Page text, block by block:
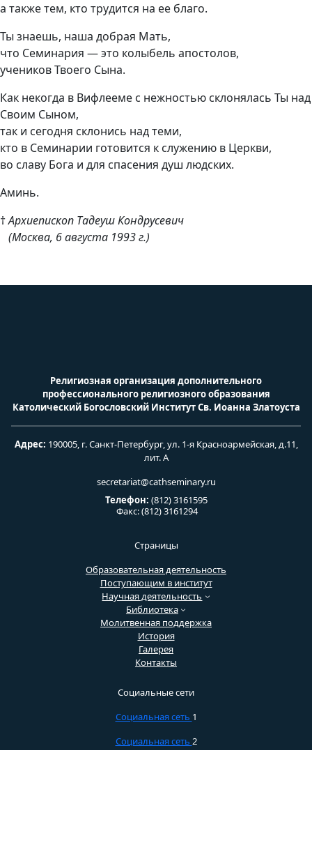
а также тем, кто трудится на ее благо.
Ты знаешь, наша добрая Мать,
что Семинария — это колыбель апостолов,
учеников Твоего Сына.
Как некогда в Вифлееме с нежностью склонялась Ты над
Своим Сыном,
так и сегодня склонись над теми,
кто в Семинарии готовится к служению в Церкви,
во славу Бога и для спасения душ людских.
Аминь.
†Архиепископ Тадеуш Кондрусевич
(Москва, 6 августа 1993 г.)
Религиозная организация дополнительного
профессионального религиозного образования
Католический Богословский Институт Св. Иоанна Златоуста
Адрес: 190005, г. Санкт-Петербург, ул. 1-я Красноармейская, д.11,
лит. А
secretariat@cathseminary.ru
Телефон: (812) 3161595
Факс: (812) 3161294
Страницы
Образовательная деятельность
Поступающим в институт
Научная деятельность
Библиотека
Молитвенная поддержка
История
Галерея
Контакты
Социальные сети
Социальная сеть 1
Социальная сеть 2